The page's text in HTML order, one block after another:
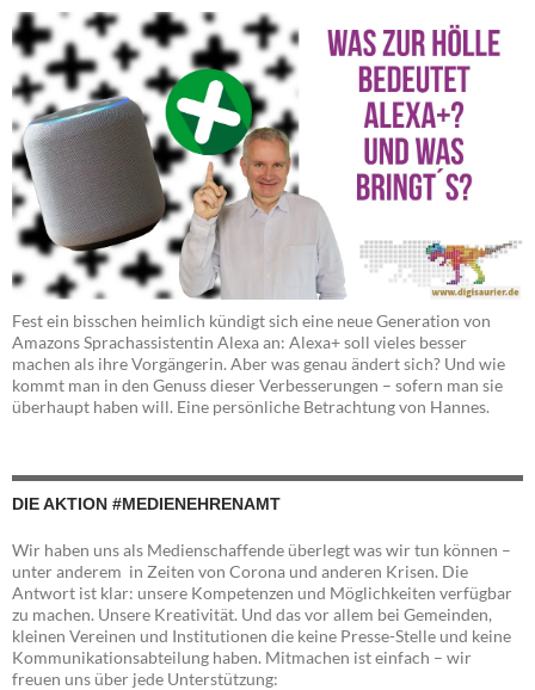
Fest ein bisschen heimlich kündigt sich eine neue Generation von
Amazons Sprachassistentin Alexa an: Alexa+ soll vieles besser
machen als ihre Vorgängerin. Aber was genau ändert sich? Und wie
kommt man in den Genuss dieser Verbesserungen – sofern man sie
überhaupt haben will. Eine persönliche Betrachtung von Hannes.
DIE AKTION #MEDIENEHRENAMT
Wir haben uns als Medienschaffende überlegt was wir tun können –
unter anderem in Zeiten von Corona und anderen Krisen. Die
Antwort ist klar: unsere Kompetenzen und Möglichkeiten verfügbar
zu machen. Unsere Kreativität. Und das vor allem bei Gemeinden,
kleinen Vereinen und Institutionen die keine Presse-Stelle und keine
Kommunikationsabteilung haben. Mitmachen ist einfach – wir
freuen uns über jede Unterstützung: